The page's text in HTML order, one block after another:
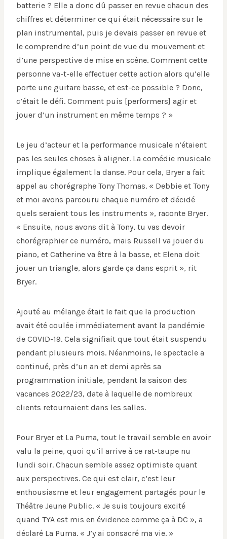
batterie ? Elle a donc dû passer en revue chacun des
chiffres et déterminer ce qui était nécessaire sur le
plan instrumental, puis je devais passer en revue et
le comprendre d’un point de vue du mouvement et
d’une perspective de mise en scène. Comment cette
personne va-t-elle effectuer cette action alors qu’elle
porte une guitare basse, et est-ce possible ? Donc,
c’était le défi. Comment puis [performers] agir et
jouer d’un instrument en même temps ? »
Le jeu d’acteur et la performance musicale n’étaient
pas les seules choses à aligner. La comédie musicale
implique également la danse. Pour cela, Bryer a fait
appel au chorégraphe Tony Thomas. « Debbie et Tony
et moi avons parcouru chaque numéro et décidé
quels seraient tous les instruments », raconte Bryer.
« Ensuite, nous avons dit à Tony, tu vas devoir
chorégraphier ce numéro, mais Russell va jouer du
piano, et Catherine va être à la basse, et Elena doit
jouer un triangle, alors garde ça dans esprit », rit
Bryer.
Ajouté au mélange était le fait que la production
avait été coulée immédiatement avant la pandémie
de COVID-19. Cela signifiait que tout était suspendu
pendant plusieurs mois. Néanmoins, le spectacle a
continué, près d’un an et demi après sa
programmation initiale, pendant la saison des
vacances 2022/23, date à laquelle de nombreux
clients retournaient dans les salles.
Pour Bryer et La Puma, tout le travail semble en avoir
valu la peine, quoi qu’il arrive à ce rat-taupe nu
lundi soir. Chacun semble assez optimiste quant
aux perspectives. Ce qui est clair, c’est leur
enthousiasme et leur engagement partagés pour le
Théâtre Jeune Public. « Je suis toujours excité
quand TYA est mis en évidence comme ça à DC », a
déclaré La Puma. « J’y ai consacré ma vie. »